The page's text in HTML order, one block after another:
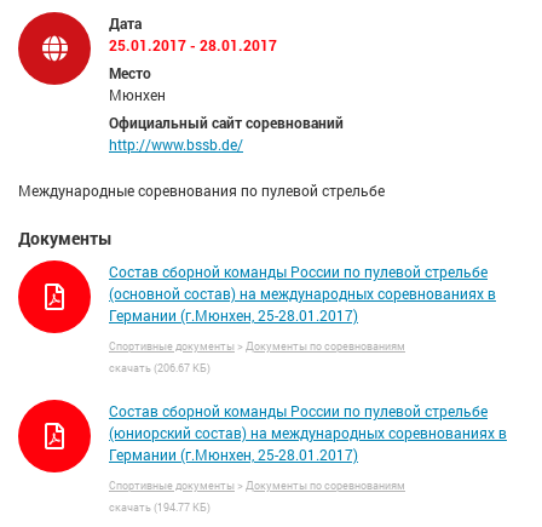
Дата
25.01.2017 - 28.01.2017
Место
Мюнхен
Официальный сайт соревнований
http://www.bssb.de/
Международные соревнования по пулевой стрельбе
Документы
Состав сборной команды России по пулевой стрельбе
(основной состав) на международных соревнованиях в
Германии (г.Мюнхен, 25-28.01.2017)
Спортивные документы > Документы по соревнованиям
скачать (206.67 КБ)
Состав сборной команды России по пулевой стрельбе
(юниорский состав) на международных соревнованиях в
Германии (г.Мюнхен, 25-28.01.2017)
Спортивные документы > Документы по соревнованиям
скачать (194.77 КБ)